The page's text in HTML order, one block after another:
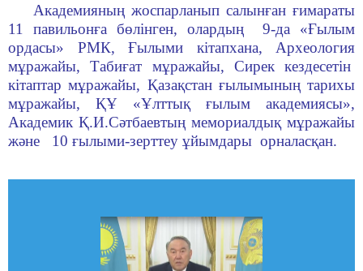
Академияның жоспарланып салынған ғимараты
11 павильонға бөлiнген, олардың 9-да «Ғылым
ордасы» РМК, Ғылыми кітапхана, Археология
мұражайы, Табиғат мұражайы, Сирек кездесетін
кітаптар мұражайы, Қазақстан ғылымының тарихы
мұражайы, ҚҰ «Ұлттық ғылым академиясы»,
Академик Қ.И.Сәтбаевтың мемориалдық мұражайы
және 10 ғылыми-зерттеу ұйымдары орналасқан.